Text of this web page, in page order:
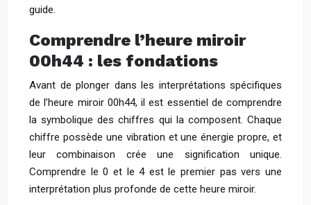
guide.
Comprendre l’heure miroir
00h44 : les fondations
Avant de plonger dans les interprétations spécifiques
de l’heure miroir 00h44, il est essentiel de comprendre
la symbolique des chiffres qui la composent. Chaque
chiffre possède une vibration et une énergie propre, et
leur combinaison crée une signification unique.
Comprendre le 0 et le 4 est le premier pas vers une
interprétation plus profonde de cette heure miroir.